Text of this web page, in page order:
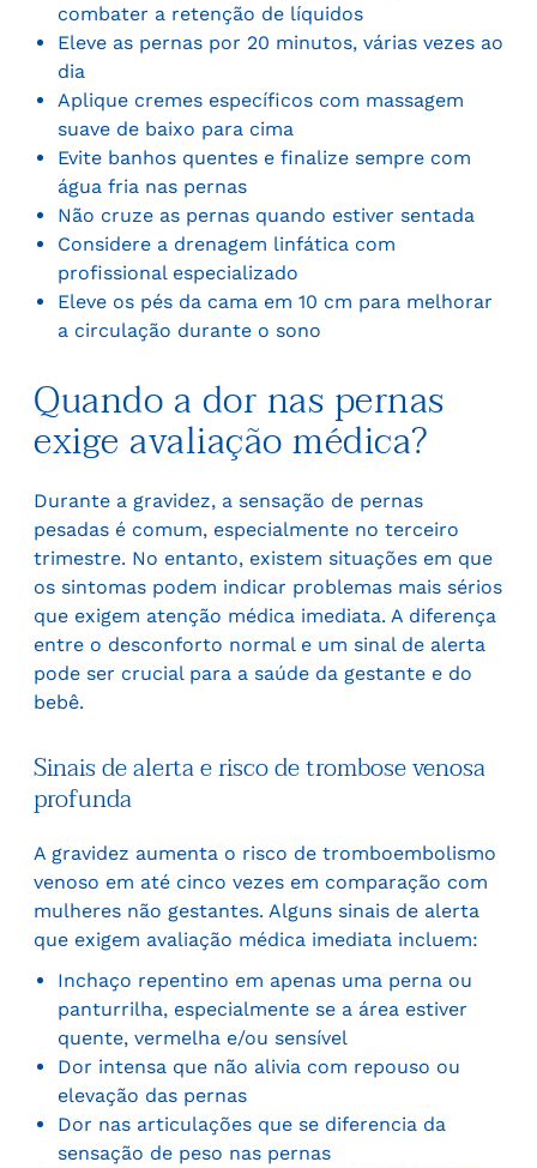
combater a retenção de líquidos
Eleve as pernas por 20 minutos, várias vezes ao
dia
Aplique cremes específicos com massagem
suave de baixo para cima
Evite banhos quentes e finalize sempre com
água fria nas pernas
Não cruze as pernas quando estiver sentada
Considere a drenagem linfática com
profissional especializado
Eleve os pés da cama em 10 cm para melhorar
a circulação durante o sono
Quando a dor nas pernas
exige avaliação médica?
Durante a gravidez, a sensação de pernas
pesadas é comum, especialmente no terceiro
trimestre. No entanto, existem situações em que
os sintomas podem indicar problemas mais sérios
que exigem atenção médica imediata. A diferença
entre o desconforto normal e um sinal de alerta
pode ser crucial para a saúde da gestante e do
bebê.
Sinais de alerta e risco de trombose venosa
profunda
A gravidez aumenta o risco de tromboembolismo
venoso em até cinco vezes em comparação com
mulheres não gestantes. Alguns sinais de alerta
que exigem avaliação médica imediata incluem:
Inchaço repentino em apenas uma perna ou
panturrilha, especialmente se a área estiver
quente, vermelha e/ou sensível
Dor intensa que não alivia com repouso ou
elevação das pernas
Dor nas articulações que se diferencia da
sensação de peso nas pernas